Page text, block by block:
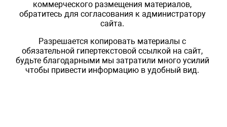
коммерческого размещения материалов,
обратитесь для согласования к администратору
сайта.
Разрешается копировать материалы с
обязательной гипертекстовой ссылкой на сайт,
будьте благодарными мы затратили много усилий
чтобы привести информацию в удобный вид.